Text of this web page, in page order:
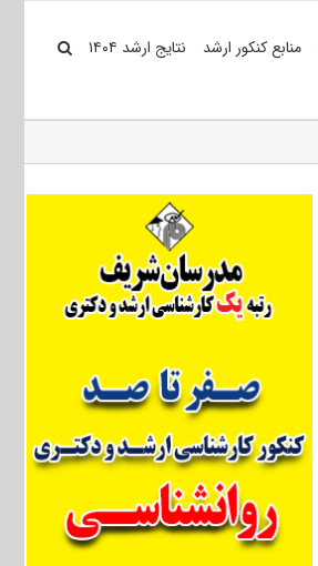
منابع کنکور ارشد نتایج ارشد ۱۴۰۴